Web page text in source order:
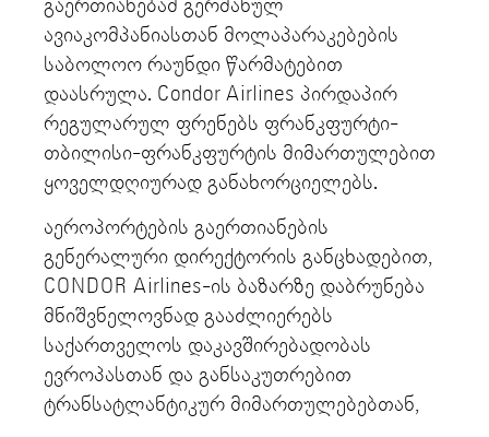
გაერთიანებამ გერმანულ
ავიაკომპანიასთან მოლაპარაკებების
საბოლოო რაუნდი წარმატებით
დაასრულა. Condor Airlines პირდაპირ
რეგულარულ ფრენებს ფრანკფურტი-
თბილისი-ფრანკფურტის მიმართულებით
ყოველდღიურად განახორციელებს.
აეროპორტების გაერთიანების
გენერალური დირექტორის განცხადებით,
CONDOR Airlines-ის ბაზარზე დაბრუნება
მნიშვნელოვნად გააძლიერებს
საქართველოს დაკავშირებადობას
ევროპასთან და განსაკუთრებით
ტრანსატლანტიკურ მიმართულებებთან,